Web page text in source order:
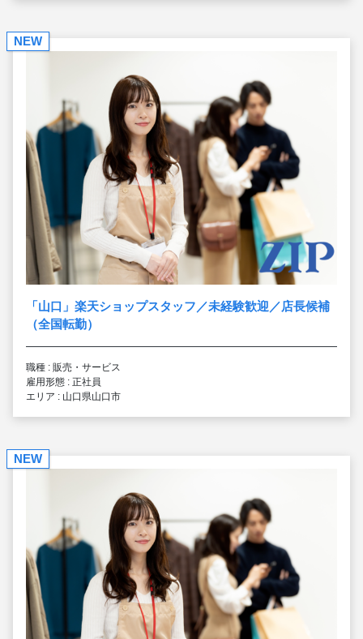
NEW
「山口」楽天ショップスタッフ／未経験歓迎／店長候補
（全国転勤）
職種 : 販売・サービス
雇用形態 : 正社員
エリア : 山口県山口市
NEW